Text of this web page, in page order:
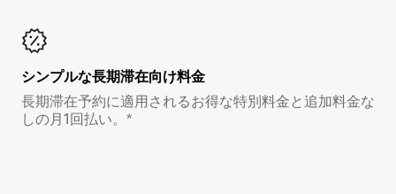
シンプルな長期滞在向け料金
長期滞在予約に適用されるお得な特別料金と追加料金な
しの月1回払い。*